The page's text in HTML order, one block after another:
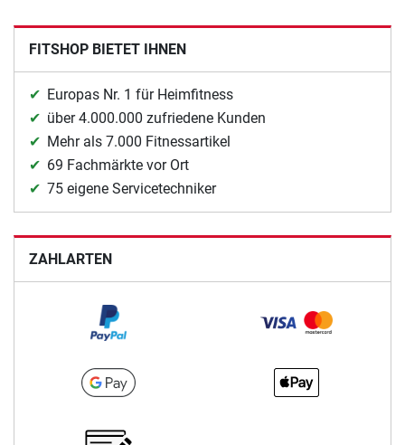
FITSHOP BIETET IHNEN
Europas Nr. 1 für Heimfitness
über 4.000.000 zufriedene Kunden
Mehr als 7.000 Fitnessartikel
69 Fachmärkte vor Ort
75 eigene Servicetechniker
ZAHLARTEN